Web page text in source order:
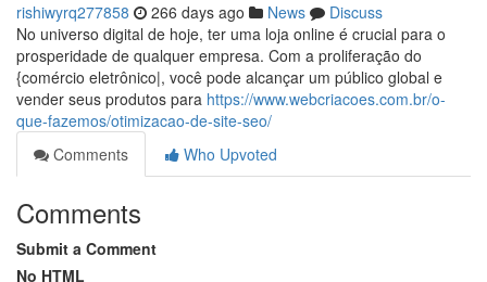
rishiwyrq277858 266 days ago News
Discuss
No universo digital de hoje, ter uma loja online é crucial para o
prosperidade de qualquer empresa. Com a proliferação do
{comércio eletrônico|, você pode alcançar um público global e
vender seus produtos para https://www.webcriacoes.com.br/o-
que-fazemos/otimizacao-de-site-seo/
Comments
Who Upvoted
Comments
Submit a Comment
No HTML